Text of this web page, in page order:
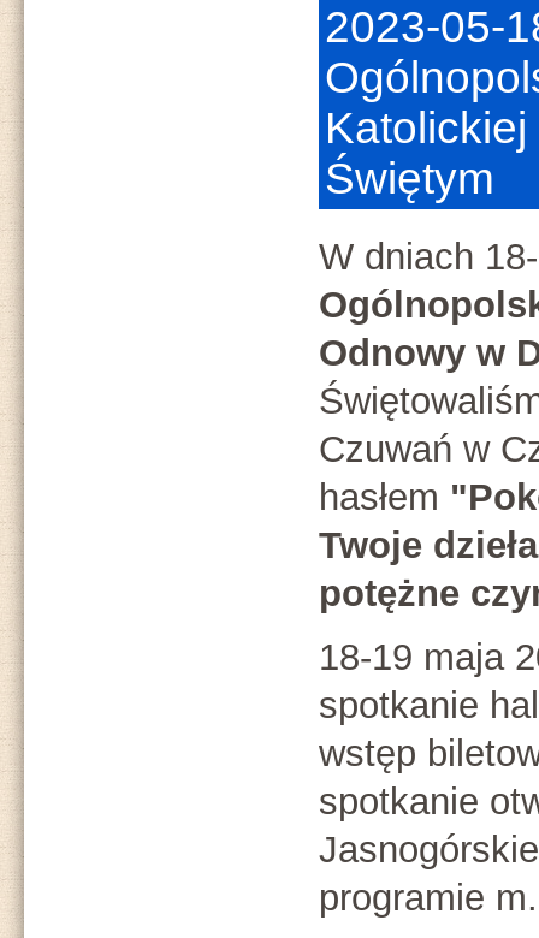
2023-05-
Świętym
W dniach
Odnowy w
Czuwań w
hasłem
Twoje
potężne
18-19 maja
spotkanie
wstęp
spotkanie
programie